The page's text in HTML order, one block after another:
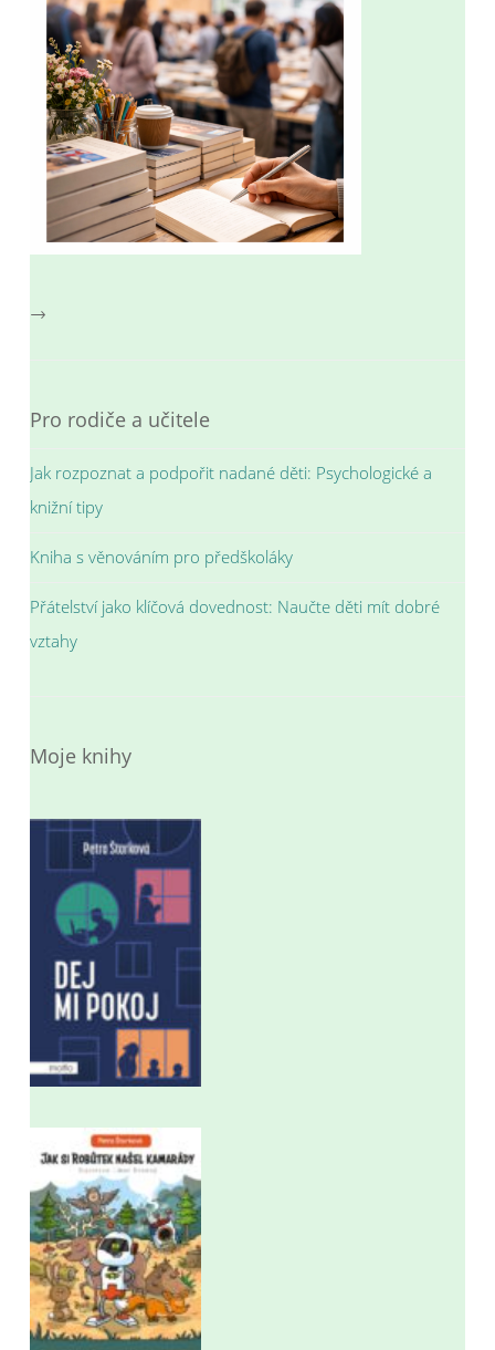
→
Pro rodiče a učitele
Jak rozpoznat a podpořit nadané děti: Psychologické a
knižní tipy
Kniha s věnováním pro předškoláky
Přátelství jako klíčová dovednost: Naučte děti mít dobré
vztahy
Moje knihy